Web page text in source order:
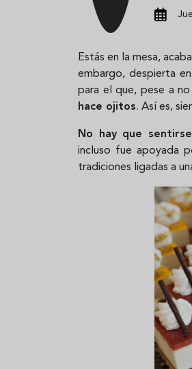
Estás en la mesa,
embargo, despierta
para el que, pese a
hace ojitos. Así es,
No hay que
incluso fue apoyada
tradiciones ligadas a